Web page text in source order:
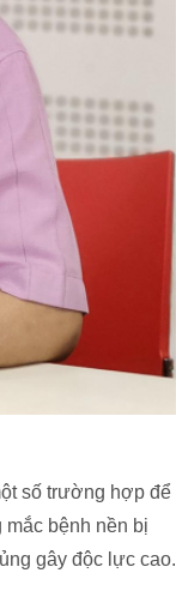
số trường hợp để
bệnh nền bị
gây độc lực cao.